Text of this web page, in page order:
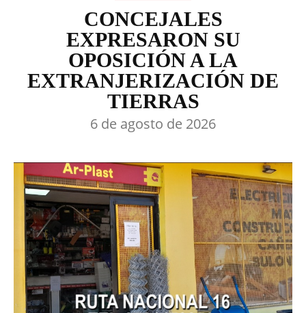
CONCEJALES
EXPRESARON SU
OPOSICIÓN A LA
EXTRANJERIZACIÓN DE
TIERRAS
6 de agosto de 2026